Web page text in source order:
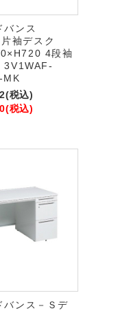
バンス
袖デスク
4段袖
3V1WAF-
MK
(税込)
(税込)
バンス－Ｓデ